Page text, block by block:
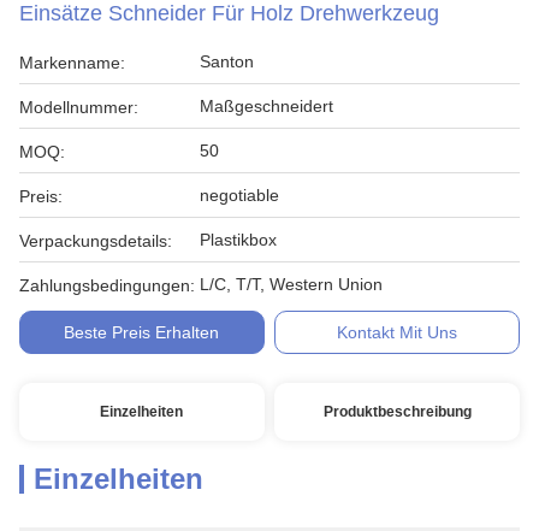
Einsätze Schneider Für Holz Drehwerkzeug
Markenname: Santon
Modellnummer: Maßgeschneidert
MOQ: 50
Preis: negotiable
Verpackungsdetails: Plastikbox
Zahlungsbedingungen: L/C, T/T, Western Union
Beste Preis Erhalten Kontakt Mit Uns
Einzelheiten Produktbeschreibung
Einzelheiten